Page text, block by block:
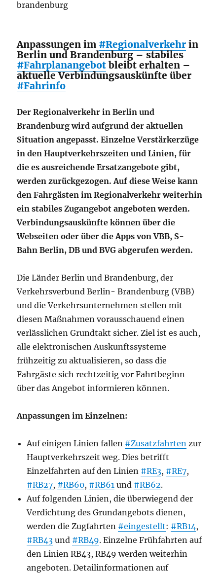
brandenburg
Anpassungen im #Regionalverkehr in
Berlin und Brandenburg – stabiles
#Fahrplanangebot bleibt erhalten –
aktuelle Verbindungsauskünfte über
#Fahrinfo
Der Regionalverkehr in Berlin und
Brandenburg wird aufgrund der aktuellen
Situation angepasst. Einzelne Verstärkerzüge
in den Hauptverkehrszeiten und Linien, für
die es ausreichende Ersatzangebote gibt,
werden zurückgezogen. Auf diese Weise kann
den Fahrgästen im Regionalverkehr weiterhin
ein stabiles Zugangebot angeboten werden.
Verbindungsauskünfte können über die
Webseiten oder über die Apps von VBB, S-
Bahn Berlin, DB und BVG abgerufen werden.
Die Länder Berlin und Brandenburg, der
Verkehrsverbund Berlin- Brandenburg (VBB)
und die Verkehrsunternehmen stellen mit
diesen Maßnahmen vorausschauend einen
verlässlichen Grundtakt sicher. Ziel ist es auch,
alle elektronischen Auskunftssysteme
frühzeitig zu aktualisieren, so dass die
Fahrgäste sich rechtzeitig vor Fahrtbeginn
über das Angebot informieren können.
Anpassungen im Einzelnen:
Auf einigen Linien fallen #Zusatzfahrten zur
Hauptverkehrszeit weg. Dies betrifft
Einzelfahrten auf den Linien #RE3, #RE7,
#RB27, #RB60, #RB61 und #RB62.
Auf folgenden Linien, die überwiegend der
Verdichtung des Grundangebots dienen,
werden die Zugfahrten #eingestellt: #RB14,
#RB43 und #RB49. Einzelne Frühfahrten auf
den Linien RB43, RB49 werden weiterhin
angeboten. Detailinformationen auf